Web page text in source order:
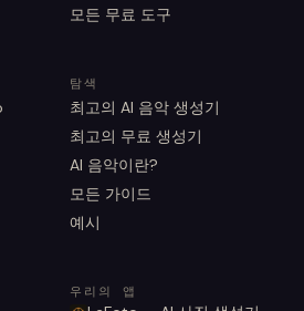
모든 무료 도구
탐색
최고의 AI 음악 생성기
최고의 무료 생성기
AI 음악이란?
모든 가이드
예시
우리의 앱